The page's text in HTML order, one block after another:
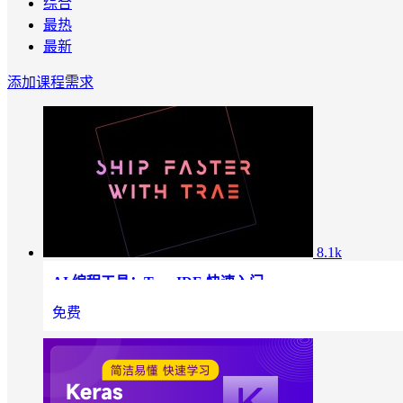
最热
最新
添加课程需求
8.1k
AI 编程工具：Trae IDE 快速入门
本课程旨在帮助零基础的编码者快速上手 Trae，掌握
免费